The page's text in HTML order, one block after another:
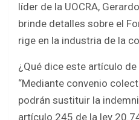
líder de la UOCRA,
brinde detalles sobre el
rige en la industria de la
¿Qué dice este artículo
“Mediante convenio
podrán sustituir la
artículo 245 de la ley